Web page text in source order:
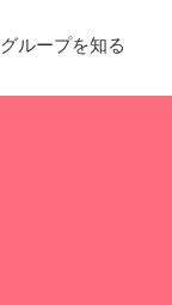
グループを知る